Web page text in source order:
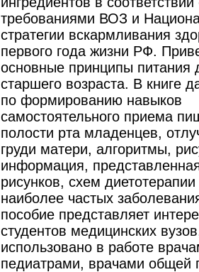
требованиями ВОЗ и
стратегии вскармливания
первого года жизни РФ.
основные принципы питания
старшего возраста. В книге
по формированию навыков
самостоятельного приема
полости рта младенцев,
груди матери, алгоритмы,
информация,
рисунков, схем
наиболее частых
пособие представляет
студентов медицинских
использовано в работе
педиатрами, врачами общей